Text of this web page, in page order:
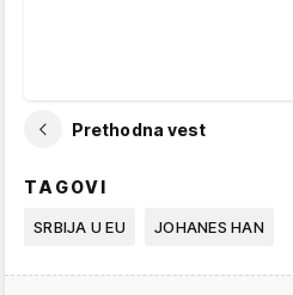
Prethodna vest
TAGOVI
SRBIJA U EU JOHANES HAN